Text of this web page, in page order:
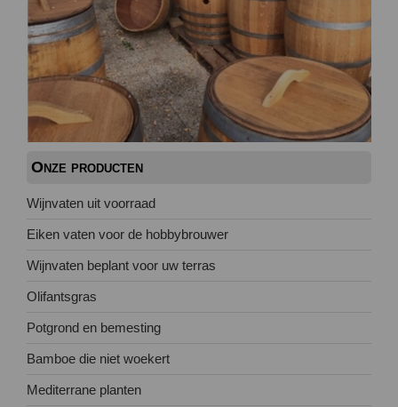
Onze producten
Wijnvaten uit voorraad
Eiken vaten voor de hobbybrouwer
Wijnvaten beplant voor uw terras
Olifantsgras
Potgrond en bemesting
Bamboe die niet woekert
Mediterrane planten